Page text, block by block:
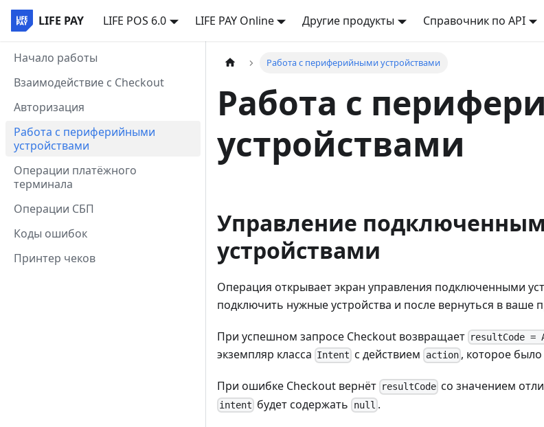
LIFE PAY LIFE POS 6.0 LIFE PAY Online Другие продукты Справочник по API
Начало работы
Взаимодействие с Checkout
Авторизация
Работа с периферийными
устройствами
Операции платёжного
терминала
Операции СБП
Коды ошибок
Принтер чеков
Работа с периферийными устройствами
Работа с
устройствами
Управление
устройствами
Операция открывает экран управления подключенными
подключить нужные устройства и после вернуться в ваше
При успешном запросе Checkout возвращает resultCode =
экземпляр класса Intent с действием action, которое
При ошибке Checkout вернёт resultCode со значением
intent будет содержать null .